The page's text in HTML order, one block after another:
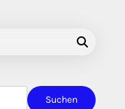
Suchen